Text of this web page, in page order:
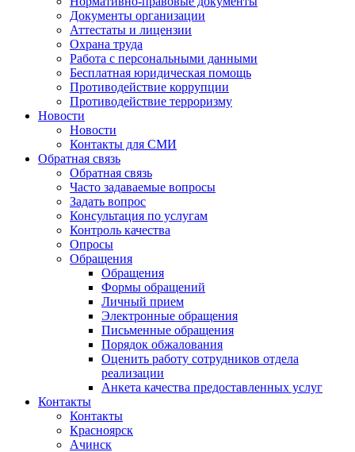
Документы организации
Аттестаты и лицензии
Охрана труда
Работа с персональными данными
Бесплатная юридическая помощь
Противодействие коррупции
Противодействие терроризму
Новости
Новости
Контакты для СМИ
Обратная связь
Обратная связь
Часто задаваемые вопросы
Задать вопрос
Консультация по услугам
Контроль качества
Опросы
Обращения
Обращения
Формы обращений
Личный прием
Электронные обращения
Письменные обращения
Порядок обжалования
Оценить работу сотрудников отдела
реализации
Анкета качества предоставленных услуг
Контакты
Контакты
Красноярск
Ачинск